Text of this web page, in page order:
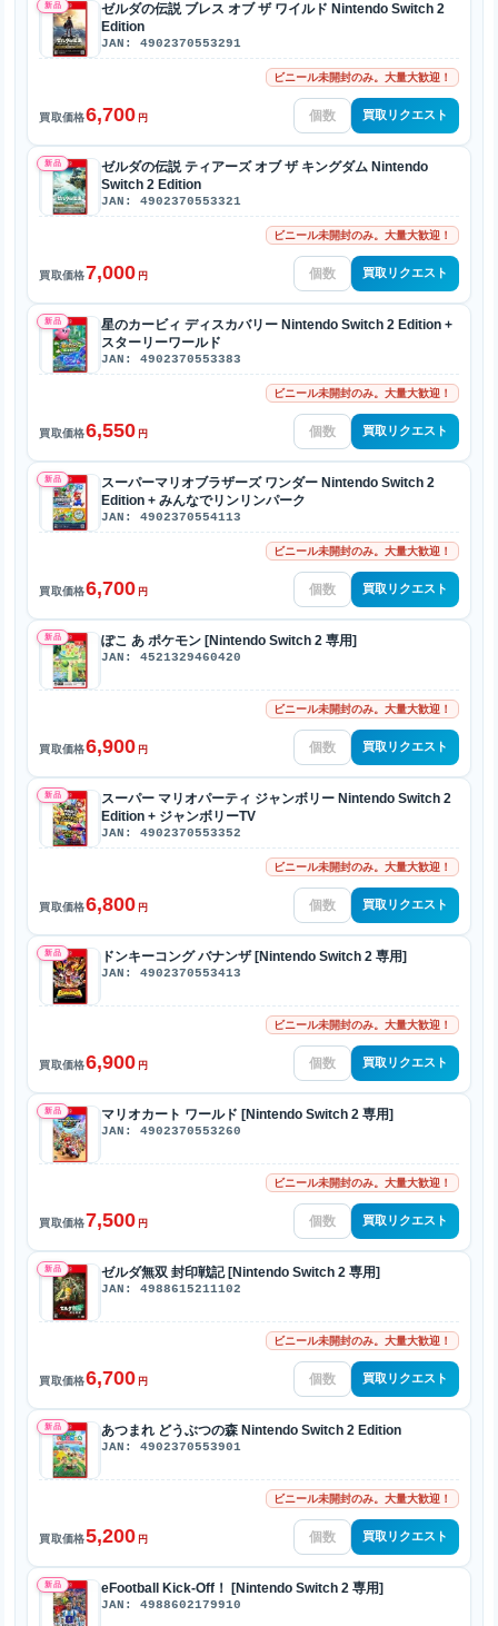
新品
ゼルダの伝説 ブレス オブ ザ ワイルド Nintendo Switch 2
Edition
JAN: 4902370553291
ビニール未開封のみ。大量大歓迎！
買取価格6,700 円 買取リクエスト
新品
ゼルダの伝説 ティアーズ オブ ザ キングダム Nintendo
Switch 2 Edition
JAN: 4902370553321
ビニール未開封のみ。大量大歓迎！
買取価格7,000 円 買取リクエスト
新品
星のカービィ ディスカバリー Nintendo Switch 2 Edition +
スターリーワールド
JAN: 4902370553383
ビニール未開封のみ。大量大歓迎！
買取価格6,550 円 買取リクエスト
新品
スーパーマリオブラザーズ ワンダー Nintendo Switch 2
Edition + みんなでリンリンパーク
JAN: 4902370554113
ビニール未開封のみ。大量大歓迎！
買取価格6,700 円 買取リクエスト
新品 ぽこ あ ポケモン [Nintendo Switch 2 専用]
JAN: 4521329460420
ビニール未開封のみ。大量大歓迎！
買取価格6,900 円 買取リクエスト
新品
スーパー マリオパーティ ジャンボリー Nintendo Switch 2
Edition + ジャンボリーTV
JAN: 4902370553352
ビニール未開封のみ。大量大歓迎！
買取価格6,800 円 買取リクエスト
新品 ドンキーコング バナンザ [Nintendo Switch 2 専用]
JAN: 4902370553413
ビニール未開封のみ。大量大歓迎！
買取価格6,900 円 買取リクエスト
新品 マリオカート ワールド [Nintendo Switch 2 専用]
JAN: 4902370553260
ビニール未開封のみ。大量大歓迎！
買取価格7,500 円 買取リクエスト
新品 ゼルダ無双 封印戦記 [Nintendo Switch 2 専用]
JAN: 4988615211102
ビニール未開封のみ。大量大歓迎！
買取価格6,700 円 買取リクエスト
新品 あつまれ どうぶつの森 Nintendo Switch 2 Edition
JAN: 4902370553901
ビニール未開封のみ。大量大歓迎！
買取価格5,200 円 買取リクエスト
新品 eFootball Kick-Off！ [Nintendo Switch 2 専用]
JAN: 4988602179910